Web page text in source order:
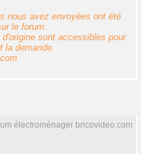
nous avez envoyées ont été
le forum.
sont accessibles pour
la demande.
électroménager bricovideo.com